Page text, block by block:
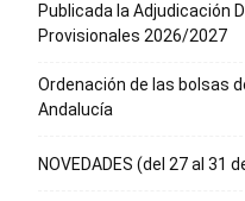
Publicada la Adjudicación
Provisionales 2026/2027
Ordenación de las bolsas
Andalucía
NOVEDADES (del 27 al 31